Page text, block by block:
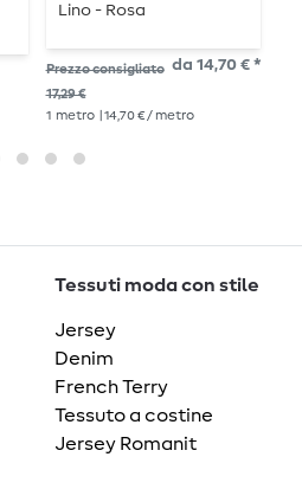
Lino - Rosa
Prezzo consigliato
17,29 €
da 14,70 € *
1 metro | 14,70 € / metro
Tessuti moda con stile
Jersey
Denim
French Terry
Tessuto a costine
Jersey Romanit